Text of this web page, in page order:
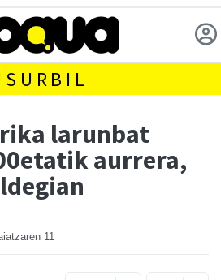
larunbat
aurrera,
11